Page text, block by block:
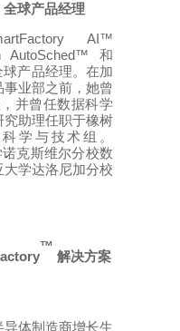
全球产品经理
y AI™
AutoSched™ 和
球产品经理。在加
业部之前，她曾
并曾任数据科学
助理任职于橡树
学与技术组。
克斯维尔分校数
学达洛尼加分校
™
解决方案
体制造商增长生